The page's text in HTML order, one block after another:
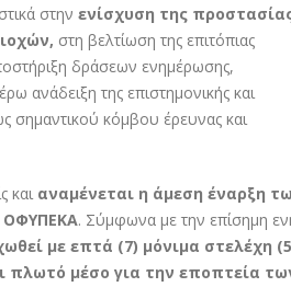
στην ενίσχυση της
στη βελτίωση της επιτόπιας
δράσεων ενημέρωσης,
ανάδειξη της επιστημονικής και
σημαντικού κόμβου έρευνας και
και αναμένεται η άμεση έναρξη
ΟΦΥΠΕΚΑ. Σύμφωνα με την επίσημη
με επτά (7) μόνιμα στελέχη
πλωτό μέσο για την εποπτεία